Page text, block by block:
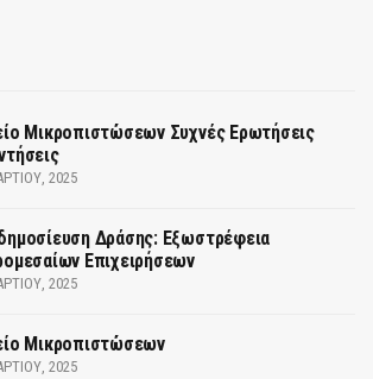
Μικροπιστώσεων Συχνές Ερωτήσεις
2025
Δράσης: Εξωστρέφεια
Επιχειρήσεων
2025
Μικροπιστώσεων
2025